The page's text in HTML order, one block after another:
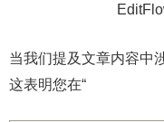
当我们提及文章内容中
这表明您在“